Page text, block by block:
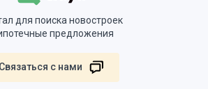
для поиска новостроек
предложения
Связаться с нами